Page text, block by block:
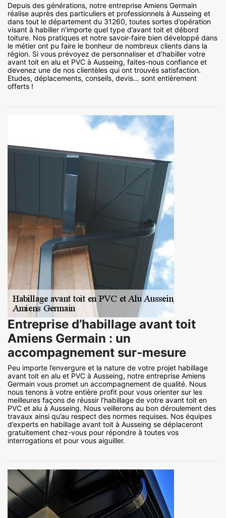
Depuis des générations, notre entreprise Amiens Germain
réalise auprès des particuliers et professionnels à Ausseing et
dans tout le département du 31260, toutes sortes d’opération
visant à habiller n’importe quel type d’avant toit et débord
toiture. Nos pratiques et notre savoir-faire bien développé dans
le métier ont pu faire le bonheur de nombreux clients dans la
région. Si vous prévoyez de personnaliser et d’habiller votre
avant toit en alu et PVC à Ausseing, faites-nous confiance et
devenez une de nos clientèles qui ont trouvés satisfaction.
Etudes, déplacements, conseils, devis… sont entièrement
offerts !
Entreprise d’habillage avant toit
Amiens Germain : un
accompagnement sur-mesure
Peu importe l’envergure et la nature de votre projet habillage
avant toit en alu et PVC à Ausseing, notre entreprise Amiens
Germain vous promet un accompagnement de qualité. Nous
nous tenons à votre entière profit pour vous orienter sur les
meilleures façons de réussir l’habillage de votre avant toit en
PVC et alu à Ausseing. Nous veillerons au bon déroulement des
travaux ainsi qu’au respect des normes requises. Nos équipes
d’experts en habillage avant toit à Ausseing se déplaceront
gratuitement chez-vous pour répondre à toutes vos
interrogations et pour vous aiguiller.